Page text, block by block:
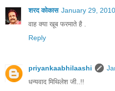
शरद कोकास January 29,
वाह क्या खूब फरमाते है .
Reply
priyankaabhilaashi
धन्यवाद मिथिलेश जी..!!